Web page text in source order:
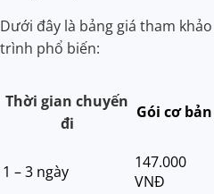
Dưới đây là bảng giá tham
trình phổ biến:
Thời gian chuyến
đi
Gói cơ bản
1 – 3 ngày
147.000
VNĐ